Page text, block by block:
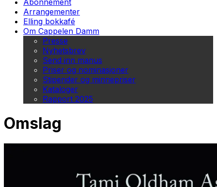
Abonnement
Arrangementer
Elling bokkafé
Om Cappelen Damm
Presse
Nyhetsbrev
Send inn manus
Priser og nominasjoner
Stipender og minnepriser
Kataloger
Rapport 2025
Omslag